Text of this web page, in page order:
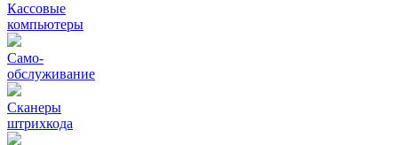
Кассовые
компьютеры
Само-
обслуживание
Сканеры
штрихкода